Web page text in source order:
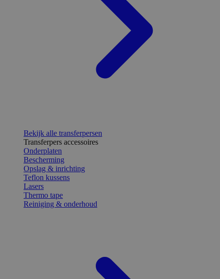
Bekijk alle transferpersen
Transferpers accessoires
Onderplaten
Bescherming
Opslag & inrichting
Teflon kussens
Lasers
Thermo tape
Reiniging & onderhoud